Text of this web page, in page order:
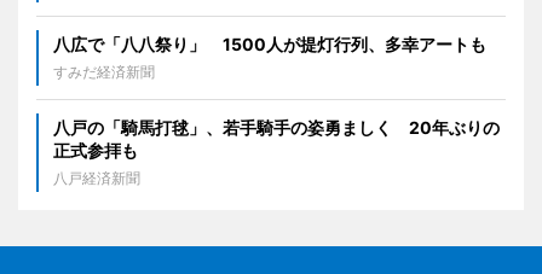
八広で「八八祭り」 1500人が提灯行列、多幸アートも
すみだ経済新聞
八戸の「騎馬打毬」、若手騎手の姿勇ましく 20年ぶりの
正式参拝も
八戸経済新聞